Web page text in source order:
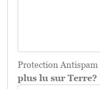
Protection Antispam
plus lu sur Terre?